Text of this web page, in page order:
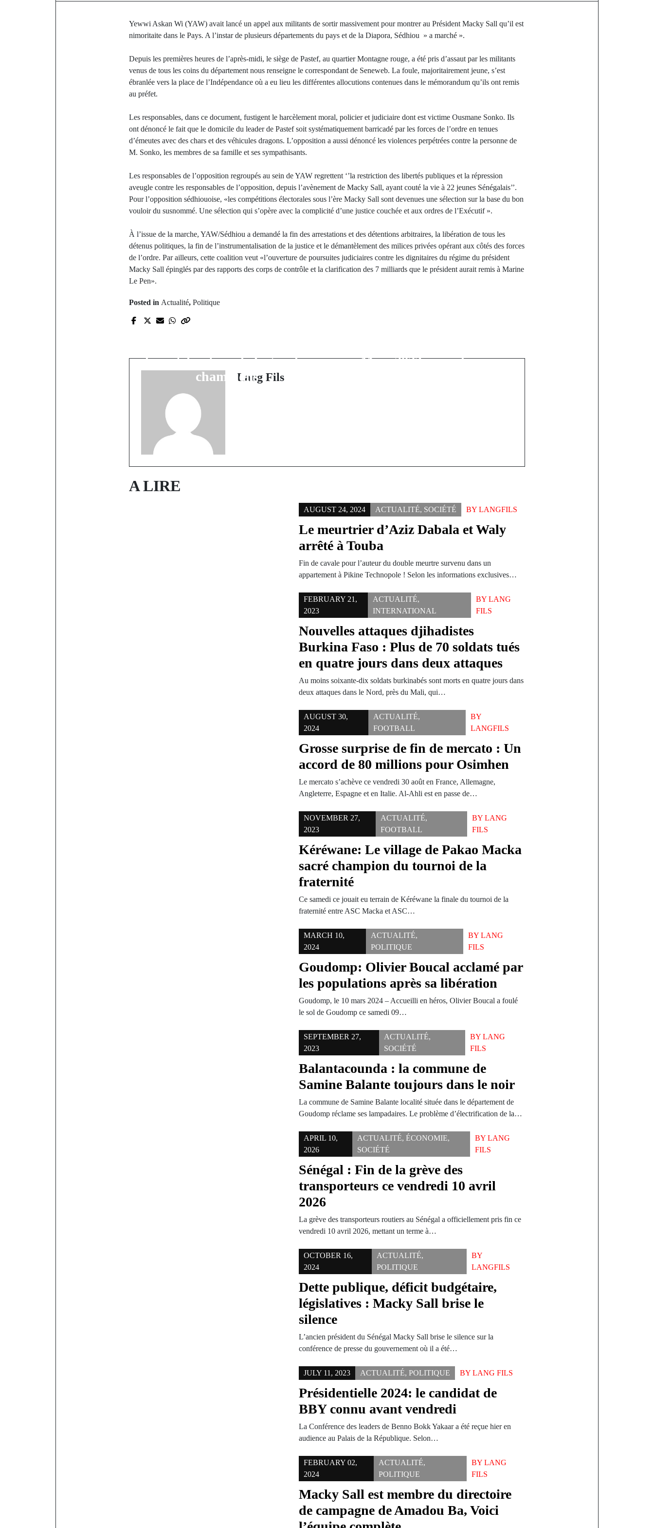
Yewwi Askan Wi (YAW) avait lancé un appel aux militants de sortir massivement pour montrer au Président Macky Sall qu’il est
nimoritaite dans le Pays. A l’instar de plusieurs départements du pays et de la Diapora, Sédhiou » a marché ».
Depuis les premières heures de l’après-midi, le siège de Pastef, au quartier Montagne rouge, a été pris d’assaut par les militants
venus de tous les coins du département nous renseigne le correspondant de Seneweb. La foule, majoritairement jeune, s’est
ébranlée vers la place de l’Indépendance où a eu lieu les différentes allocutions contenues dans le mémorandum qu’ils ont remis
au préfet.
Les responsables, dans ce document, fustigent le harcèlement moral, policier et judiciaire dont est victime Ousmane Sonko. Ils
ont dénoncé le fait que le domicile du leader de Pastef soit systématiquement barricadé par les forces de l’ordre en tenues
d’émeutes avec des chars et des véhicules dragons. L’opposition a aussi dénoncé les violences perpétrées contre la personne de
M. Sonko, les membres de sa famille et ses sympathisants.
Les responsables de l’opposition regroupés au sein de YAW regrettent ‘’la restriction des libertés publiques et la répression
aveugle contre les responsables de l’opposition, depuis l’avènement de Macky Sall, ayant couté la vie à 22 jeunes Sénégalais’’.
Pour l’opposition sédhiouoise, «les compétitions électorales sous l’ère Macky Sall sont devenues une sélection sur la base du bon
vouloir du susnommé. Une sélection qui s’opère avec la complicité d’une justice couchée et aux ordres de l’Exécutif ».
À l’issue de la marche, YAW/Sédhiou a demandé la fin des arrestations et des détentions arbitraires, la libération de tous les
détenus politiques, la fin de l’instrumentalisation de la justice et le démantèlement des milices privées opérant aux côtés des forces
de l’ordre. Par ailleurs, cette coalition veut «l’ouverture de poursuites judiciaires contre les dignitaires du régime du président
Macky Sall épinglés par des rapports des corps de contrôle et la clarification des 7 milliards que le président aurait remis à Marine
Le Pen».
Posted in Actualité, Politique
Real Madrid vs Liverpool :
le match retour de Ligue des
champions
Mars 2023 en audience
Lang Fils
A LIRE
AUGUST 24, 2024 ACTUALITÉ, SOCIÉTÉ BYLANGFILS
Le meurtrier d’Aziz Dabala et Waly
arrêté à Touba
Fin de cavale pour l’auteur du double meurtre survenu dans un
appartement à Pikine Technopole ! Selon les informations exclusives…
FEBRUARY 21,
2023
ACTUALITÉ,
INTERNATIONAL
BYLANG
FILS
Nouvelles attaques djihadistes
Burkina Faso : Plus de 70 soldats tués
en quatre jours dans deux attaques
Au moins soixante-dix soldats burkinabés sont morts en quatre jours dans
deux attaques dans le Nord, près du Mali, qui…
AUGUST 30,
2024
ACTUALITÉ,
FOOTBALL
BY
LANGFILS
Grosse surprise de fin de mercato : Un
accord de 80 millions pour Osimhen
Le mercato s’achève ce vendredi 30 août en France, Allemagne,
Angleterre, Espagne et en Italie. Al-Ahli est en passe de…
NOVEMBER 27,
2023
ACTUALITÉ,
FOOTBALL
BYLANG
FILS
Kéréwane: Le village de Pakao Macka
sacré champion du tournoi de la
fraternité
Ce samedi ce jouait eu terrain de Kéréwane la finale du tournoi de la
fraternité entre ASC Macka et ASC…
MARCH 10,
2024
ACTUALITÉ,
POLITIQUE
BYLANG
FILS
Goudomp: Olivier Boucal acclamé par
les populations après sa libération
Goudomp, le 10 mars 2024 – Accueilli en héros, Olivier Boucal a foulé
le sol de Goudomp ce samedi 09…
SEPTEMBER 27,
2023
ACTUALITÉ,
SOCIÉTÉ
BYLANG
FILS
Balantacounda : la commune de
Samine Balante toujours dans le noir
La commune de Samine Balante localité située dans le département de
Goudomp réclame ses lampadaires. Le problème d’électrification de la…
APRIL 10,
2026
ACTUALITÉ,ÉCONOMIE,
SOCIÉTÉ
BYLANG
FILS
Sénégal : Fin de la grève des
transporteurs ce vendredi 10 avril
2026
La grève des transporteurs routiers au Sénégal a officiellement pris fin ce
vendredi 10 avril 2026, mettant un terme à…
OCTOBER 16,
2024
ACTUALITÉ,
POLITIQUE
BY
LANGFILS
Dette publique, déficit budgétaire,
législatives : Macky Sall brise le
silence
L’ancien président du Sénégal Macky Sall brise le silence sur la
conférence de presse du gouvernement où il a été…
JULY 11, 2023 ACTUALITÉ,POLITIQUE BYLANG FILS
Présidentielle 2024: le candidat de
BBY connu avant vendredi
La Conférence des leaders de Benno Bokk Yakaar a été reçue hier en
audience au Palais de la République. Selon…
FEBRUARY 02,
2024
ACTUALITÉ,
POLITIQUE
BY LANG
FILS
Macky Sall est membre du directoire
de campagne de Amadou Ba, Voici